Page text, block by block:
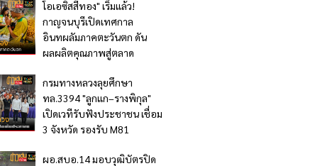
โอเอซิสสีทอง" เริ่มแล้ว!
กาญจนบุรีเปิดเทศกาล
อินทผลัมภาคตะวันตก ดัน
ผลผลิตคุณภาพสู่ตลาด
กรมทางหลวงลุยศึกษา
ทล.3394 "ลูกแก–รางพิกุล"
เปิดเวทีรับฟังประชาชน เชื่อม
3 จังหวัด รองรับ M81
ผอ.สบอ.14 มอบวุฒิบัตรปิด